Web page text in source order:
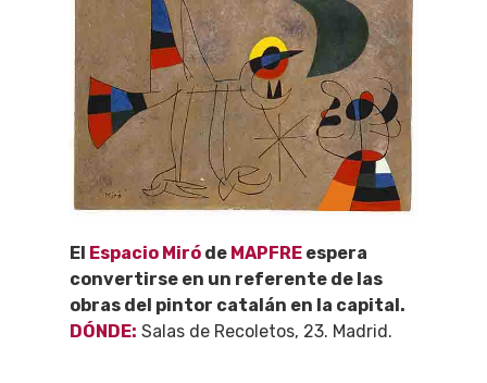
El Espacio Miró de MAPFRE espera
convertirse en un referente de las
obras del pintor catalán en la capital.
DÓNDE: Salas de Recoletos, 23. Madrid.